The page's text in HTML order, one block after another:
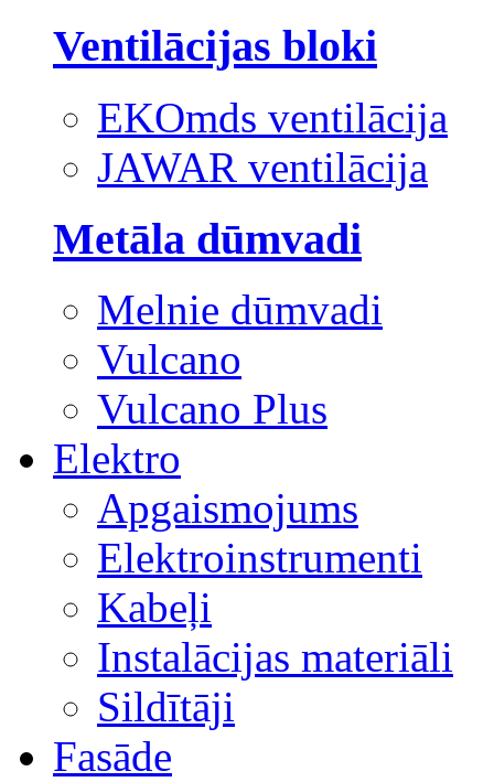
Ventilācijas bloki
EKOmds ventilācija
JAWAR ventilācija
Metāla dūmvadi
Melnie dūmvadi
Vulcano
Vulcano Plus
Elektro
Apgaismojums
Elektroinstrumenti
Kabeļi
Instalācijas materiāli
Sildītāji
Fasāde